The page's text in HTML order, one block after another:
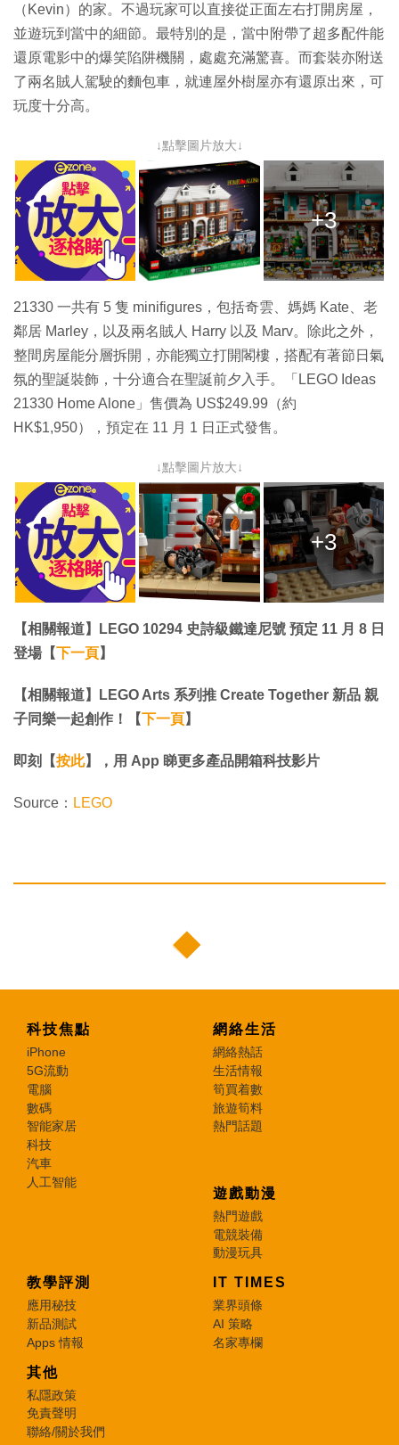
（Kevin）的家。不過玩家可以直接從正面左右打開房屋，
並遊玩到當中的細節。最特別的是，當中附帶了超多配件能
還原電影中的爆笑陷阱機關，處處充滿驚喜。而套裝亦附送
了兩名賊人駕駛的麵包車，就連屋外樹屋亦有還原出來，可
玩度十分高。
↓點擊圖片放大↓
+3
21330 一共有 5 隻 minifigures，包括奇雲、媽媽 Kate、老
鄰居 Marley，以及兩名賊人 Harry 以及 Marv。除此之外，
整間房屋能分層拆開，亦能獨立打開閣樓，搭配有著節日氣
氛的聖誕裝飾，十分適合在聖誕前夕入手。「LEGO Ideas
21330 Home Alone」售價為 US$249.99（約
HK$1,950），預定在 11 月 1 日正式發售。
↓點擊圖片放大↓
+3
【相關報道】LEGO 10294 史詩級鐵達尼號 預定 11 月 8 日
登場【下一頁】
【相關報道】LEGO Arts 系列推 Create Together 新品 親
子同樂一起創作！【下一頁】
即刻【按此】，用 App 睇更多產品開箱科技影片
Source： LEGO
科技焦點
iPhone
5G流動
電腦
數碼
智能家居
科技
汽車
人工智能
網絡生活
網絡熱話
生活情報
筍買着數
旅遊筍料
熱門話題
遊戲動漫
熱門遊戲
電競裝備
動漫玩具
教學評測
應用秘技
新品測試
Apps 情報
IT TIMES
業界頭條
AI 策略
名家專欄
其他
私隱政策
免責聲明
聯絡/關於我們